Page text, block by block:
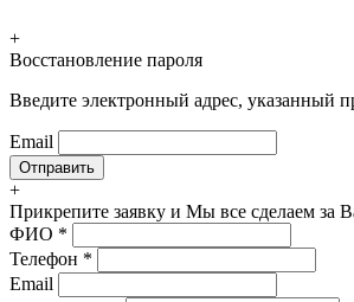
+
Восстановление пароля
Введите электронный адрес, указанный
Email
+
Прикрепите заявку и Мы все сделаем за
ФИО *
Телефон *
Email